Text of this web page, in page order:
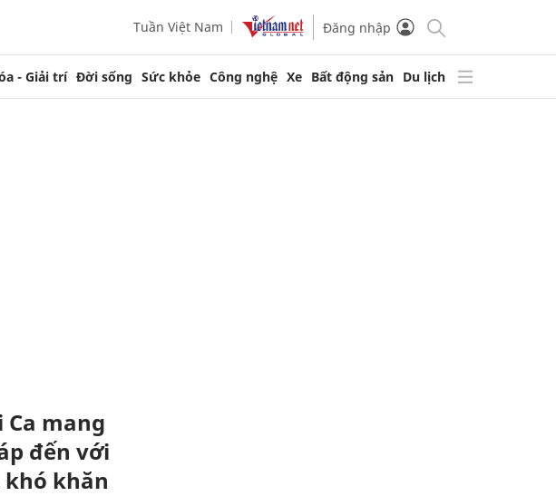
Tuần Việt Nam Đăng nhập
- Giải trí Đời sống Sức khỏe Công nghệ Xe Bất động sản Du lịch
Ca mang
đến với
khăn